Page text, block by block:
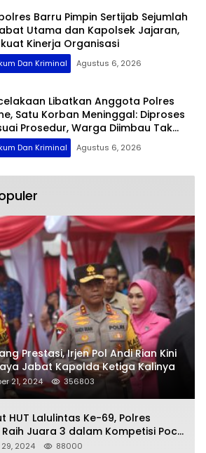
Barru Pimpin Sertijab Sejumlah
Utama dan Kapolsek Jajaran,
Kinerja Organisasi
Dan Kriminal Agustus 6, 2026
Libatkan Anggota Polres
Satu Korban Meninggal: Diproses
Prosedur, Warga Diimbau Tak
Dan Kriminal Agustus 6, 2026
Prestasi, Irjen Pol Andi Rian Kini
Jabat Kapolda Ketiga Kalinya
21, 2024 356803
HUT Lalulintas Ke-69, Polres
Juara 3 dalam Kompetisi Pocil
2024 88000